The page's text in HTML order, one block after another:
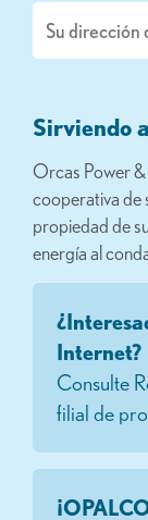
electrónico
Sirviendo
Orcas Power
cooperativa de
propiedad de
energía al
Internet?
Consulte
filial de